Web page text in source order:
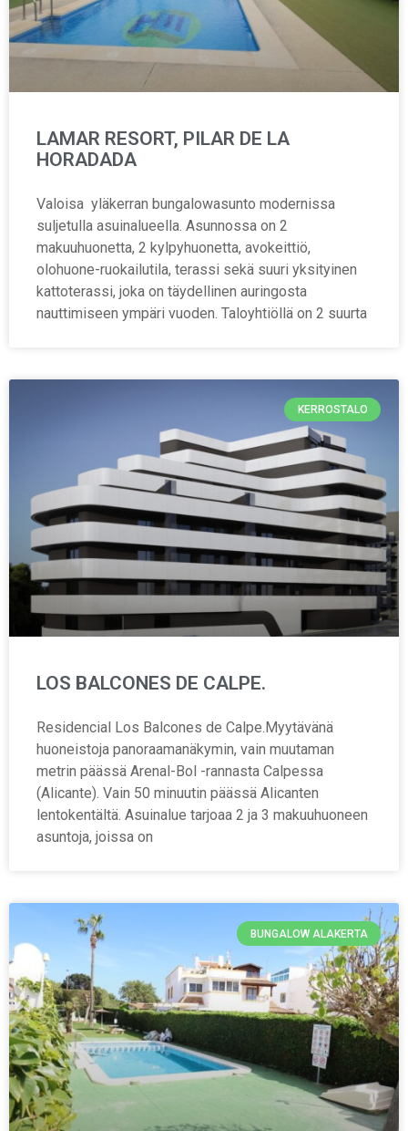
LAMAR RESORT, PILAR DE LA
HORADADA
Valoisa yläkerran bungalowasunto modernissa
suljetulla asuinalueella. Asunnossa on 2
makuuhuonetta, 2 kylpyhuonetta, avokeittiö,
olohuone-ruokailutila, terassi sekä suuri yksityinen
kattoterassi, joka on täydellinen auringosta
nauttimiseen ympäri vuoden. Taloyhtiöllä on 2 suurta
KERROSTALO
LOS BALCONES DE CALPE.
Residencial Los Balcones de Calpe.Myytävänä
huoneistoja panoraamanäkymin, vain muutaman
metrin päässä Arenal-Bol -rannasta Calpessa
(Alicante). Vain 50 minuutin päässä Alicanten
lentokentältä. Asuinalue tarjoaa 2 ja 3 makuuhuoneen
asuntoja, joissa on
BUNGALOW ALAKERTA